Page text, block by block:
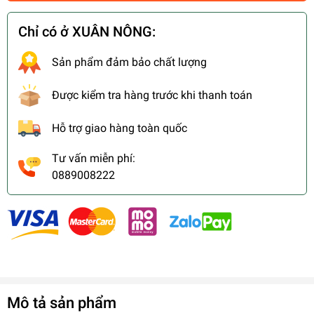
Chỉ có ở XUÂN NÔNG:
Sản phẩm đảm bảo chất lượng
Được kiểm tra hàng trước khi thanh toán
Hỗ trợ giao hàng toàn quốc
Tư vấn miễn phí:
0889008222
Mô tả sản phẩm